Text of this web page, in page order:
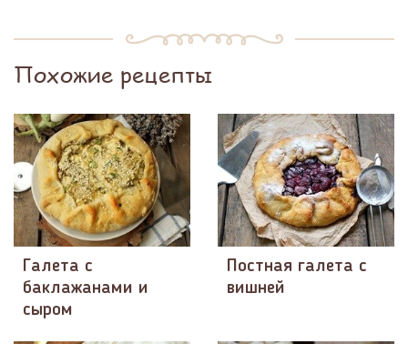
Похожие рецепты
Галета с
баклажанами и
сыром
Постная галета с
вишней